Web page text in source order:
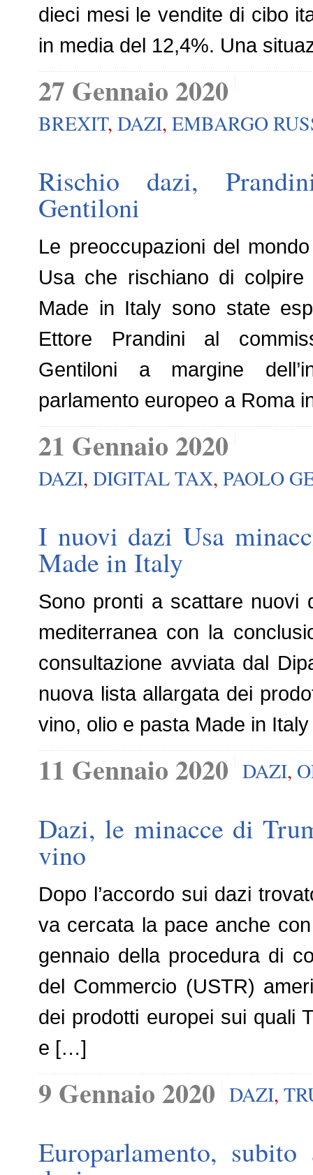
dieci mesi le vendite di cibo
in media del 12,4%. Una
27 Gennaio 2020
BREXIT, DAZI, EMBARGO
Rischio dazi,
Gentiloni
Le preoccupazioni del
Usa che rischiano di
Made in Italy sono state
Ettore Prandini al
Gentiloni a margine
parlamento europeo a Roma
21 Gennaio 2020
DAZI, DIGITAL TAX, PAOLO
I nuovi dazi Usa
Made in Italy
Sono pronti a scattare nuovi
mediterranea con la
consultazione avviata dal
nuova lista allargata dei
vino, olio e pasta Made in
11 Gennaio 2020 DAZI,
Dazi, le minacce di
vino
Dopo l’accordo sui dazi
va cercata la pace anche
gennaio della procedura di
del Commercio (USTR)
dei prodotti europei sui quali
e […]
9 Gennaio 2020 DAZI,
Europarlamento,